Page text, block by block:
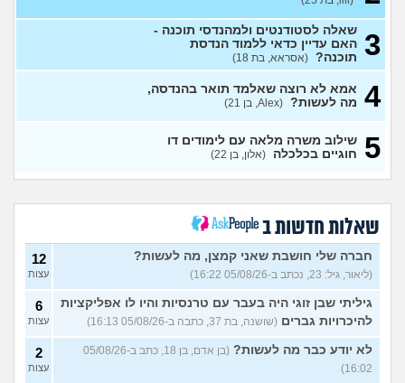
אני מרגישה שאני לא מתקדמת
לשום מקום
(ללללל, בת 24)
לימודים בתחום מזרחנות/
קרימינולוגיה עם אבחנות
ללמוד פסיכולוגיה? (מישהו, בן
87)
(ירין, בת 19)
סיימתי תואר והבנתי שאני לא
רוצה לעבוד בתחום, מה
עכשיו?
(טל, בת 29)
9
עצות
מס שאלות לסטודנטים ובוגרים
של המכללה האקדמית וינגייט
1
עצות
לימודים מסלול בוקר או ערב?
(אנונימית, בת 27)
3
עצות
3 שאלה לסטודנטים ולמהנדסי תוכנה -
האם עדיין כדאי ללמוד הנדסת
תוכנה? (אסראא, בת 18)
4 אמא לא רוצה שאלמד תואר בהנדסה,
מה לעשות? (Alex, בן 21)
5 שילוב משרה מלאה עם לימודים דו
חוגיים בכלכלה (אלון, בן 22)
שאלות חדשות ב
חברה שלי חושבת שאני קמצן, מה לעשות?
(ליאור, גיל: 23, נכתב ב-05/08/26 16:22)
12
עצות
גיליתי שבן זוגי היה בעבר עם טרנסיות והיו לו אפליקציות
להיכרויות גברים (שושנה, בת 37, כתבה ב-05/08/26 16:13)
6
עצות
לא יודע כבר מה לעשות?
(בן אדם, בן 18, כתב ב-05/08/26
16:02)
2
עצות